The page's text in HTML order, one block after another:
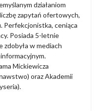
działaniom
zapytań ofertowych,
Perfekcjonistka, ceniąca
Posiada 5-letnie
zdobyła w mediach
Mickiewicza
oraz Akademii